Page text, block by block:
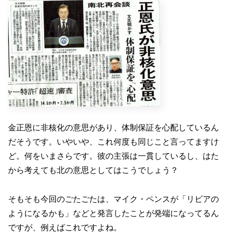
金正恩に非核化の意思があり、体制保証を心配しているん
だそうです。いやいや、これ何度も同じこと言ってますけ
ど。何をいまさらです。彼の主張は一貫しているし、はた
から考えても北の意思としてはこうでしょう？
そもそも今回のごたごたは、マイク・ペンスが「リビアの
ようになるかも」などと発言したことが発端になってるん
ですが、例えばこれですよね。